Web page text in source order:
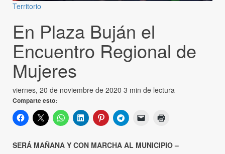
Territorio
En Plaza Buján el
Encuentro Regional de
Mujeres
viernes, 20 de noviembre de 2020 3 min de lectura
Comparte esto:
SERÁ MAÑANA Y CON MARCHA AL MUNICIPIO –